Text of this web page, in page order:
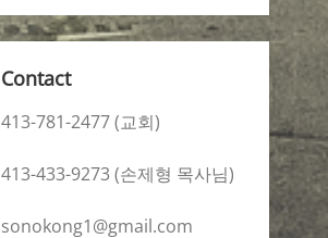
Contact
413-781-2477 (교회)
413-433-9273 (손제형 목사님)
sonokong1@gmail.com